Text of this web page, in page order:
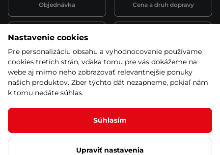
Objednávka Cena a druh dopravy
Spôsob platby
Montáž a servis Reklamácie a záruka
Kariéra
Nastavenie cookies
Pre personalizáciu obsahu a vyhodnocovanie používame
cookies tretích strán, vďaka tomu pre vás dokážeme na
webe aj mimo neho zobrazovať relevantnejšie ponuky
našich produktov. Zber týchto dát nezapneme, pokiaľ nám
k tomu nedáte súhlas.
Súhlasím
Upraviť nastavenia